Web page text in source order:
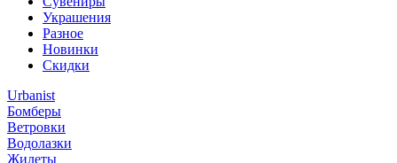
Украшения
Разное
Новинки
Скидки
Urbanist
Бомберы
Ветровки
Водолазки
Жилеты